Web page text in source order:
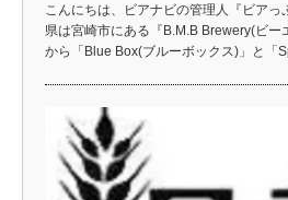
こんにちは、ビアナビの管理人『ビア
県は宮崎市にある『B.M.B Brewery(ビー
から「Blue Box(ブルーボックス)」と「